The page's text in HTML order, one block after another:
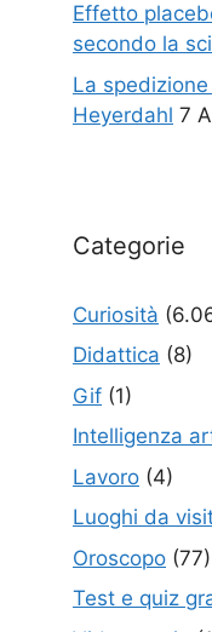
Effetto
secondo la
La
Heyerdahl 7
Categorie
Curiosità
Didattica (8)
Gif (1)
Intelligenza
Lavoro (4)
Luoghi da
Oroscopo (77)
Test e quiz